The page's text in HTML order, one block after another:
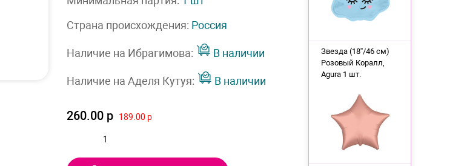
Страна происхождения: Россия
Наличие на Ибрагимова: В наличии
Наличие на Аделя Кутуя: В наличии
260.00 р 189.00 р
Звезда (18''/46 см)
Розовый Коралл,
Agura 1 шт.